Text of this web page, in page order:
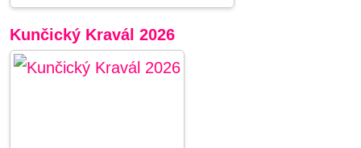
Kunčický Kravál 2026